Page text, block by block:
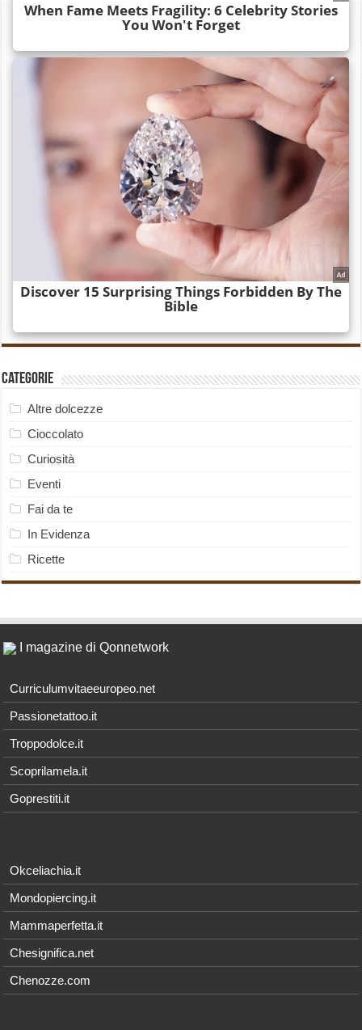
Categorie
Altre dolcezze
Cioccolato
Curiosità
Eventi
Fai da te
In Evidenza
Ricette
I magazine di Qonnetwork
Curriculumvitaeeuropeo.net
Passionetattoo.it
Troppodolce.it
Scoprilamela.it
Goprestiti.it
Okceliachia.it
Mondopiercing.it
Mammaperfetta.it
Chesignifica.net
Chenozze.com